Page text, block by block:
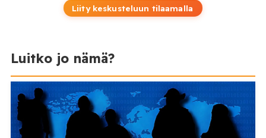
Liity keskusteluun tilaamalla
Luitko jo nämä?